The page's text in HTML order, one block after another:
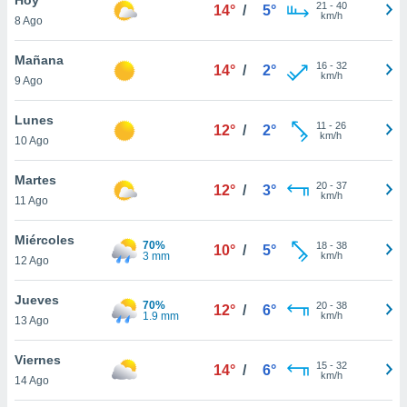
y
en
más
de
8 Ago
14° / 5° 21 - 40
km/h
Mañana
9 Ago
14° / 2° 16- 32
km/h
Lunes
10 Ago
12° / 2° 11 - 26
km/h
Martes
11 Ago
12° / 3° 20- 37
km/h
Miércoles
12 Ago
70%
3 mm
10° / 5° 18- 38
km/h
Jueves
13 Ago
70%
1.9 mm
12° / 6° 20- 38
km/h
Viernes
14 Ago
14° / 6° 15- 32
km/h